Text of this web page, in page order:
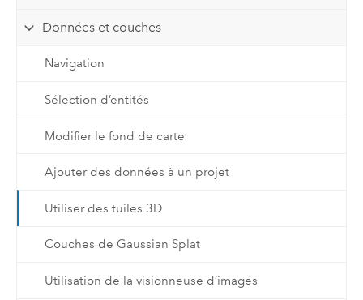
Données et couches
Navigation
Sélection d’entités
Modifier le fond de carte
Ajouter des données à un projet
Utiliser des tuiles 3D
Couches de Gaussian Splat
Utilisation de la visionneuse d’images